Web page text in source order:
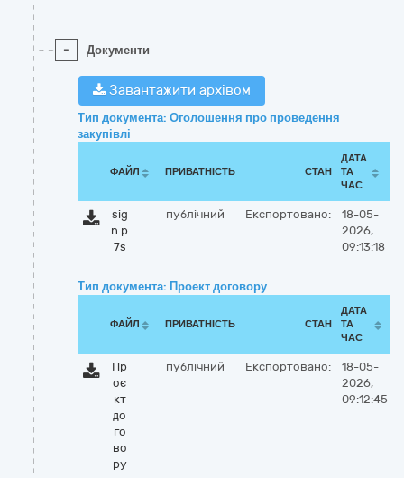
- Документи
Завантажити архівом
Тип документа: Оголошення про проведення
закупівлі
ФАЙЛ ПРИВАТНІСТЬ СТАН
ДАТА
ТА
ЧАС
sig
n.p
7s
публічний Експортовано:
18-05-
2026,
09:13:18
Тип документа: Проект договору
ФАЙЛ ПРИВАТНІСТЬ СТАН
ДАТА
ТА
ЧАС
Пр
оє
кт
до
го
во
ру
публічний Експортовано:
18-05-
2026,
09:12:45